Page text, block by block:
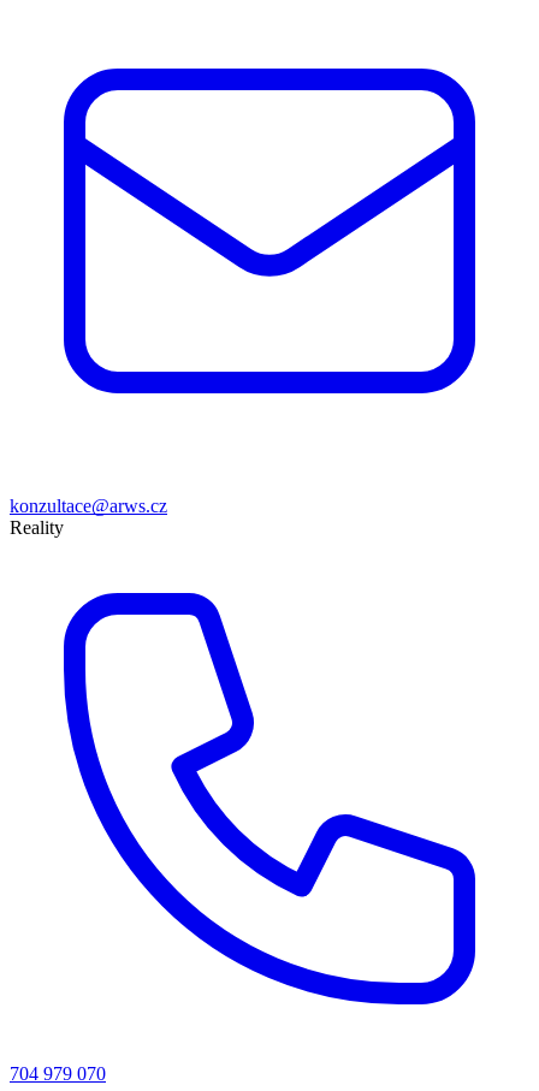
konzultace@arws.cz
Reality
704 979 070